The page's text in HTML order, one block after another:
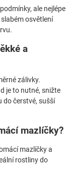
ale nejlépe
osvětlení
a
zálivky.
je to nutné, snižte
do čerstvé, sušší
mazlíčky?
mazlíčky a
rostliny do